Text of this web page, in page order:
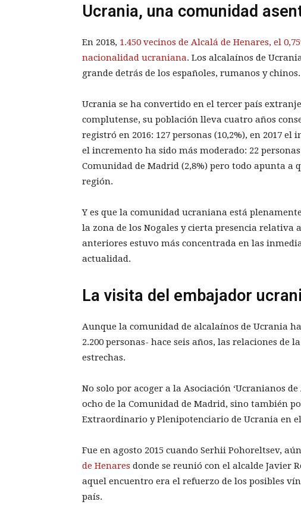
Ucrania, una comunidad
En 2018, 1.450 vecinos de Alcalá de Henares, el
nacionalidad ucraniana. Los alcalaínos de
grande detrás de los españoles, rumanos y chinos.
Ucrania se ha convertido en el tercer país
complutense, su población lleva cuatro años
registró en 2016: 127 personas (10,2%), en 2017 el
el incremento ha sido más moderado: 22
Comunidad de Madrid (2,8%) pero todo apunta a
región.
Y es que la comunidad ucraniana está
la zona de los Nogales y cierta presencia relativa
anteriores estuvo más concentrada en las
actualidad.
La visita del embajador
Aunque la comunidad de alcalaínos de Ucrania
2.200 personas- hace seis años, las relaciones de
estrechas.
No solo por acoger a la Asociación ‘Ucranianos
ocho de la Comunidad de Madrid, sino también
Extraordinario y Plenipotenciario de Ucrania en el
Fue en agosto 2015 cuando Serhii Pohoreltsev,
de Henares donde se reunió con el alcalde Javier
aquel encuentro era el refuerzo de los posibles
país.